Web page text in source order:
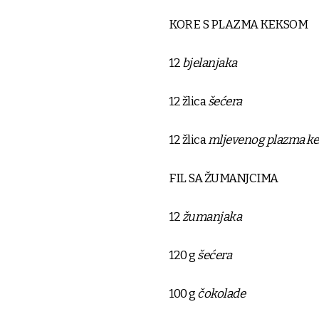
KORE S PLAZMA KEKSOM
12bjelanjaka
12 žlicašećera
12 žlicamljevenog plazma
FIL SA ŽUMANJCIMA
12žumanjaka
120 gšećera
100 gčokolade